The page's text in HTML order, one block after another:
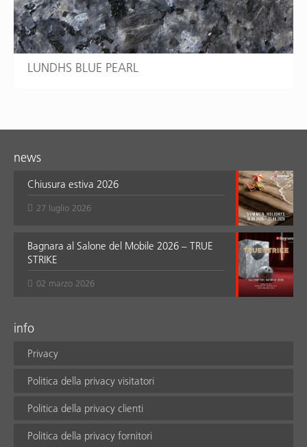
LUNDHS BLUE PEARL
news
Chiusura estiva 2026
27 luglio 2026
Bagnara al Salone del Mobile 2026 – TRUE
STRIKE
02 marzo 2026
info
Privacy
Politica della privacy visitatori
Politica della privacy clienti
Politica della privacy fornitori